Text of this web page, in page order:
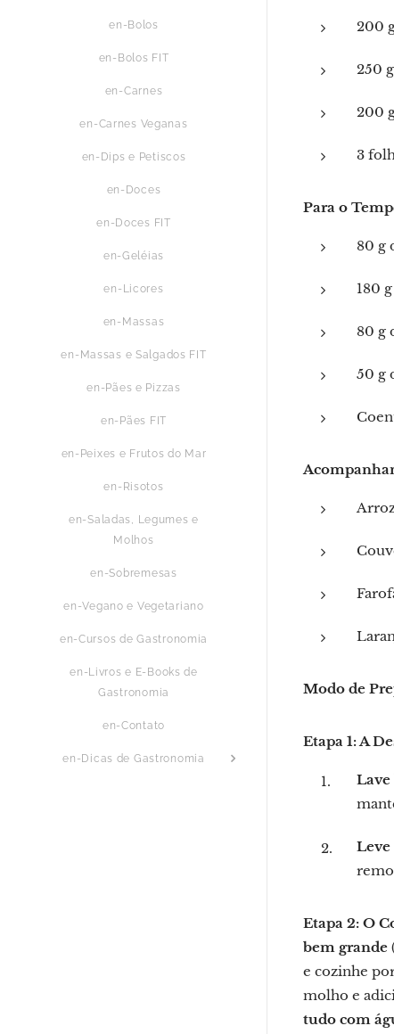
en-Bolos
en-Bolos FIT
en-Carnes
en-Carnes Veganas
en-Dips e Petiscos
en-Doces
en-Doces FIT
en-Geléias
en-Licores
en-Massas
en-Massas e Salgados FIT
en-Pães e Pizzas
en-Pães FIT
en-Peixes e Frutos do Mar
en-Risotos
en-Saladas, Legumes e
Molhos
en-Sobremesas
en-Vegano e Vegetariano
en-Cursos de Gastronomia
en-Livros e E-Books de
Gastronomia
en-Contato
en-Dicas de Gastronomia
200
250
200
3
Para o
80 g
180
80 g
50 g
Modo de
Etapa 1: A
Lave
Leve
Etapa 2: O
bem grande
e cozinhe
molho e
tudo com